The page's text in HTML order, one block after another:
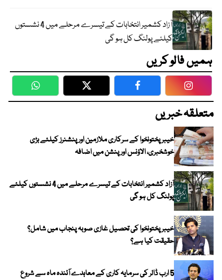
آزاد کشمیر انتخابات کے تیسرے مرحلے میں 4 نشستوں
کیلئے پولنگ کل ہو گی
ہمیں فالو کریں
WhatsApp Twitter Facebook
متعلقہ خبریں
خیبرپختونخوا کے سرکاری ملازمین اور پنشنرز کیلئے بڑی
خوشخبری، الاؤنس اور پنشن میں اضافہ
آزاد کشمیر انتخابات کے تیسرے مرحلے میں 4 نشستوں کیلئے
پولنگ کل ہو گی
خیبر پختونخوا کی تحصیل غازی صوبہ پنجاب میں شامل؟
حقیقت کیا ہے؟
5 ارب ڈالر کی سرمایہ کاری کے معاہدے آئندہ ماہ سے شروع